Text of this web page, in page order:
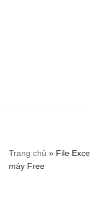
Trang chủ » File
máy Free